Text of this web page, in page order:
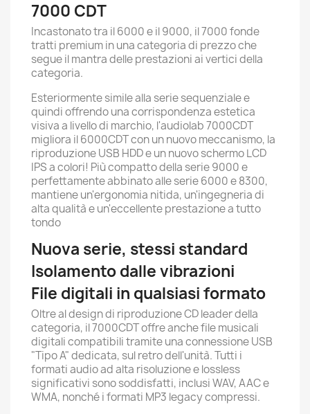
7000 CDT
Incastonato tra il 6000 e il 9000, il 7000 fonde
tratti premium in una categoria di prezzo che
segue il mantra delle prestazioni ai vertici della
categoria.
Esteriormente simile alla serie sequenziale e
quindi offrendo una corrispondenza estetica
visiva a livello di marchio, l'audiolab 7000CDT
migliora il 6000CDT con un nuovo meccanismo, la
riproduzione USB HDD e un nuovo schermo LCD
IPS a colori! Più compatto della serie 9000 e
perfettamente abbinato alle serie 6000 e 8300,
mantiene un'ergonomia nitida, un'ingegneria di
alta qualità e un'eccellente prestazione a tutto
tondo
Nuova serie, stessi standard
Isolamento dalle vibrazioni
File digitali in qualsiasi formato
Oltre al design di riproduzione CD leader della
categoria, il 7000CDT offre anche file musicali
digitali compatibili tramite una connessione USB
"Tipo A" dedicata, sul retro dell'unità.Tutti i
formati audio ad alta risoluzione e lossless
significativi sono soddisfatti, inclusi WAV, AAC e
WMA, nonché i formati MP3 legacy compressi.